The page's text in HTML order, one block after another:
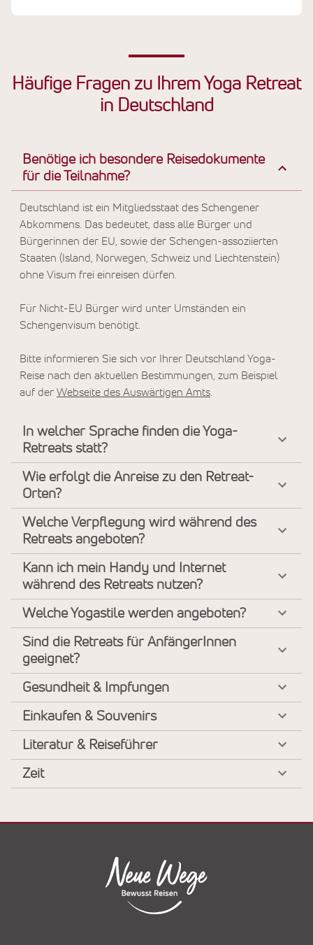
Häufige Fragen zu Ihrem Yoga Retreat
in Deutschland
Benötige ich besondere Reisedokumente
für die Teilnahme?
Deutschland ist ein Mitgliedsstaat des Schengener
Abkommens. Das bedeutet, dass alle Bürger und
Bürgerinnen der EU, sowie der Schengen-assoziierten
Staaten (Island, Norwegen, Schweiz und Liechtenstein)
ohne Visum frei einreisen dürfen.
Für Nicht-EU Bürger wird unter Umständen ein
Schengenvisum benötigt.
Bitte informieren Sie sich vor Ihrer Deutschland Yoga-
Reise nach den aktuellen Bestimmungen, zum Beispiel
auf der Webseite des Auswärtigen Amts
In welcher Sprache finden die Yoga-
Retreats statt?
Wie erfolgt die Anreise zu den Retreat-
Orten?
Welche Verpflegung wird während des
Retreats angeboten?
Kann ich mein Handy und Internet
während des Retreats nutzen?
Welche Yogastile werden angeboten?
Sind die Retreats für AnfängerInnen
geeignet?
Gesundheit & Impfungen
Einkaufen & Souvenirs
Literatur & Reiseführer
Zeit